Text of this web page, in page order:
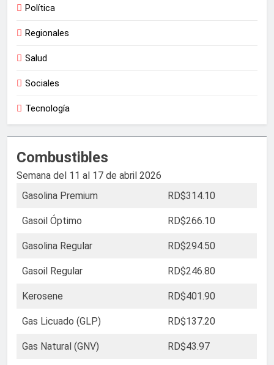
Política
Regionales
Salud
Sociales
Tecnología
Combustibles
Semana del 11 al 17 de abril 2026
Gasolina Premium
RD$314.10
Gasoil Óptimo RD$266.10
Gasolina Regular RD$294.50
Gasoil Regular RD$246.80
Kerosene RD$401.90
Gas Licuado (GLP) RD$137.20
Gas Natural (GNV) RD$43.97